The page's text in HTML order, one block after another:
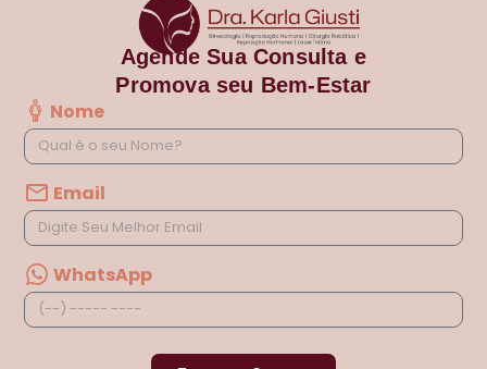
Agende Sua Consulta e
Promova seu Bem-Estar
Nome
Email
WhatsApp